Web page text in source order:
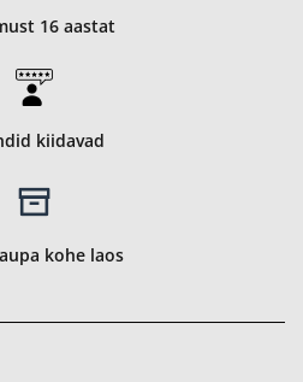
16 aastat
kiidavad
kohe laos